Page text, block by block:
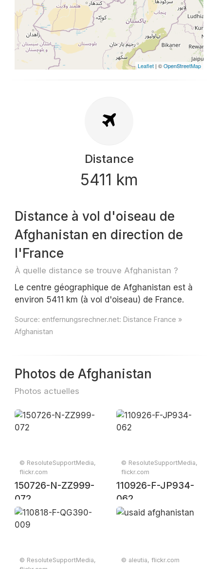
Leaflet | ©OpenStreetMap
Distance
5411 km
Distance à vol d'oiseau de
Afghanistan en direction de
l'France
À quelle distance se trouve Afghanistan ?
Le centre géographique de Afghanistan est à
environ 5411 km (à vol d'oiseau) de France.
Source: entfernungsrechner.net: Distance France »
Afghanistan
Photos de Afghanistan
Photos actuelles
© ResoluteSupportMedia,
flickr.com
150726-N-ZZ999-
072
© ResoluteSupportMedia,
flickr.com
110926-F-JP934-
062
© ResoluteSupportMedia,
© aleutia, flickr.com